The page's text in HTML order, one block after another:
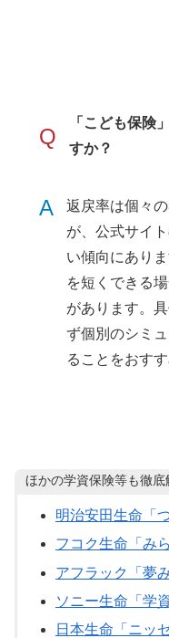
Q
「こども保険
すか？
A
返戻率は個々
が、公式サイ
い傾向にあり
を短くできる
があります。
ず個別のシミ
ることをおすす
ほかの学資保険等も徹底
明治安田生命「
フコク生命「み
アフラック「夢
ソニー生命「学
日本生命「ニッ